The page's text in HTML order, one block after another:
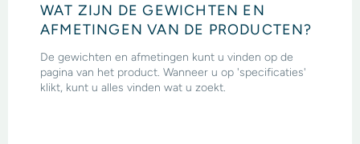
WAT ZIJN DE GEWICHTEN EN
AFMETINGEN VAN DE PRODUCTEN?
De gewichten en afmetingen kunt u vinden op de
pagina van het product. Wanneer u op 'specificaties'
klikt, kunt u alles vinden wat u zoekt.